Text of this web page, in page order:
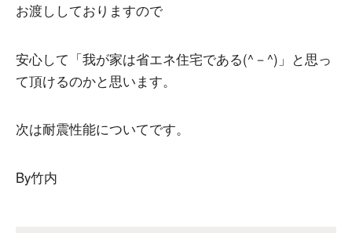
お渡ししておりますので
安心して「我が家は省エネ住宅である(^－^)」と思っ
て頂けるのかと思います。
次は耐震性能についてです。
By竹内